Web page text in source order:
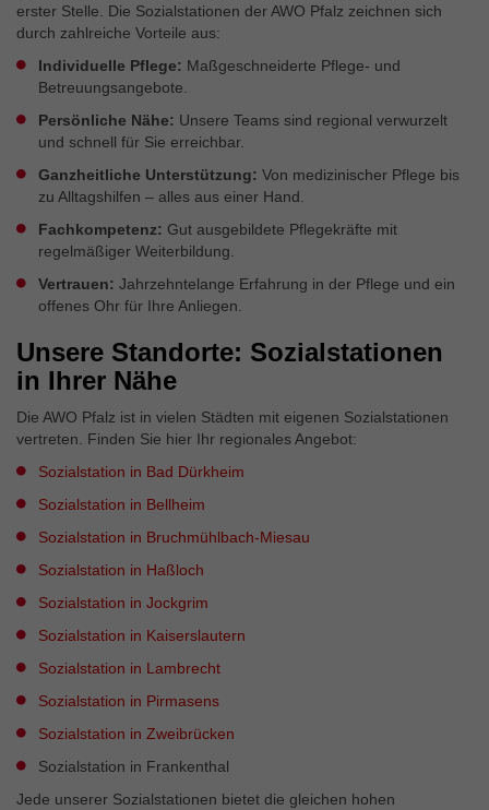
erster Stelle. Die Sozialstationen der AWO Pfalz zeichnen sich
durch zahlreiche Vorteile aus:
Individuelle Pflege: Maßgeschneiderte Pflege- und
Betreuungsangebote.
Persönliche Nähe: Unsere Teams sind regional verwurzelt
und schnell für Sie erreichbar.
Ganzheitliche Unterstützung: Von medizinischer Pflege bis
zu Alltagshilfen – alles aus einer Hand.
Fachkompetenz: Gut ausgebildete Pflegekräfte mit
regelmäßiger Weiterbildung.
Vertrauen: Jahrzehntelange Erfahrung in der Pflege und ein
offenes Ohr für Ihre Anliegen.
Unsere Standorte: Sozialstationen
in Ihrer Nähe
Die AWO Pfalz ist in vielen Städten mit eigenen Sozialstationen
vertreten. Finden Sie hier Ihr regionales Angebot:
Sozialstation in Bad Dürkheim
Sozialstation in Bellheim
Sozialstation in Bruchmühlbach-Miesau
Sozialstation in Haßloch
Sozialstation in Jockgrim
Sozialstation in Kaiserslautern
Sozialstation in Lambrecht
Sozialstation in Pirmasens
Sozialstation in Zweibrücken
Sozialstation in Frankenthal
Jede unserer Sozialstationen bietet die gleichen hohen